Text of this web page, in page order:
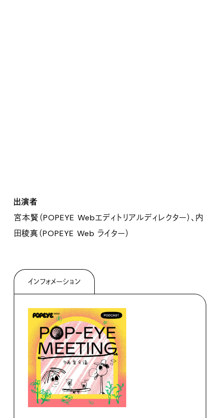
出演者
宮本賢（POPEYE Webエディトリアルディレクター）、内
田稜真（POPEYE Web ライター）
インフォメーション